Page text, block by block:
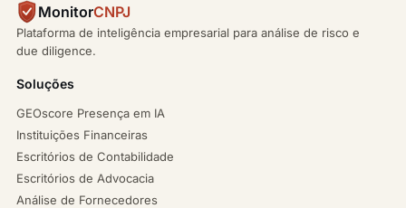
MonitorCNPJ
Plataforma de inteligência empresarial para análise de risco e
due diligence.
Soluções
GEOscore Presença em IA
Instituições Financeiras
Escritórios de Contabilidade
Escritórios de Advocacia
Análise de Fornecedores